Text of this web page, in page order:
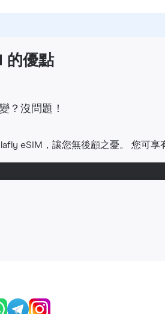
的優點
？沒問題！
eSIM，讓您無後顧之憂。 您可享